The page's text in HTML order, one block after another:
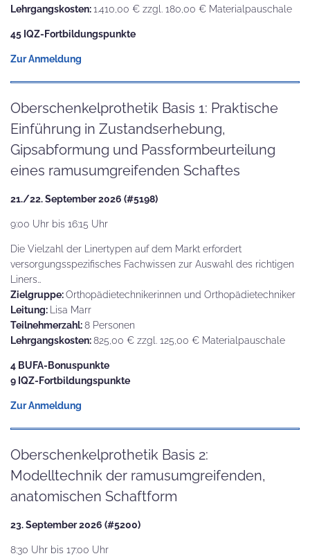
Lehrgangskosten:1.410,00 € zzgl. 180,00 € Materialpauschale
45 IQZ-Fortbildungspunkte
Zur Anmeldung
Oberschenkelprothetik Basis 1: Praktische
Einführung in Zustandserhebung,
Gipsabformung und Passformbeurteilung
eines ramusumgreifenden Schaftes
21./22. September 2026 (#5198)
9:00 Uhr bis 16:15 Uhr
Die Vielzahl der Linertypen auf dem Markt erfordert
versorgungsspezifisches Fachwissen zur Auswahl des richtigen
Liners…
Zielgruppe:Orthopädietechnikerinnen und Orthopädietechniker
Leitung: Lisa Marr
Teilnehmerzahl:8 Personen
Lehrgangskosten:825,00 € zzgl. 125,00 € Materialpauschale
4 BUFA-Bonuspunkte
9 IQZ-Fortbildungspunkte
Zur Anmeldung
Oberschenkelprothetik Basis 2:
Modelltechnik der ramusumgreifenden,
anatomischen Schaftform
23. September 2026 (#5200)
8:30 Uhr bis 17:00 Uhr